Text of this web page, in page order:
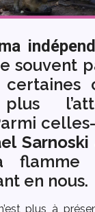
souvent
Sarnoski
flamme
en nous.
plus à